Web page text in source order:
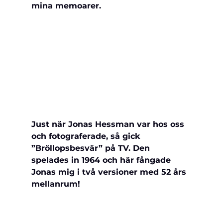
mina memoarer.
Just när Jonas Hessman var hos oss
och fotograferade, så gick
”Bröllopsbesvär” på TV. Den
spelades in 1964 och här fångade
Jonas mig i två versioner med 52 års
mellanrum!